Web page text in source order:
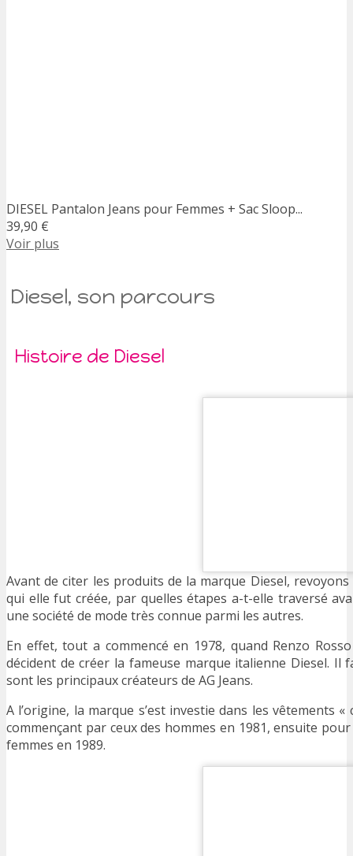
DIESEL Pantalon Jeans pour Femmes + Sac Sloop...
39,90 €
Voir plus
Diesel, son parcours
Histoire de Diesel
Avant de citer les produits de la marque Diesel,
qui elle fut créée, par quelles étapes a-t-elle traversé
une société de mode très connue parmi les autres.
En effet, tout a commencé en 1978, quand Renzo
décident de créer la fameuse marque italienne Diesel. Il
sont les principaux créateurs de AG Jeans.
A l’origine, la marque s’est investie dans les vêtements
commençant par ceux des hommes en 1981, ensuite
femmes en 1989.